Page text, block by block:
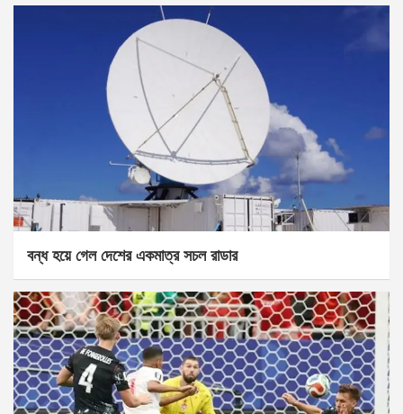
বন্ধ হয়ে গেল দেশের একমাত্র সচল রাডার